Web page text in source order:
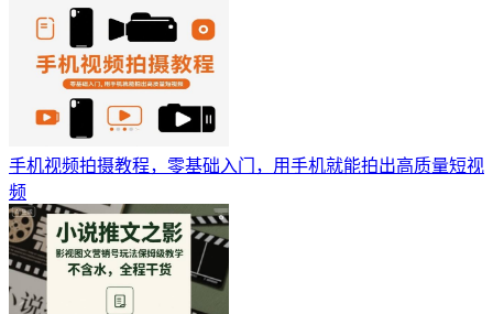
手机视频拍摄教程，零基础入门，用手机就能拍出高质量短视
频